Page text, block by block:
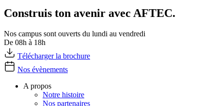
Construis ton avenir avec AFTEC.
Nos campus sont ouverts du lundi au vendredi
De 08h à 18h
Télécharger la brochure
Nos évènements
A propos
Notre histoire
Nos partenaires